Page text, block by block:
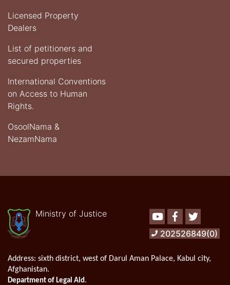
Licensed Property
Dealers
List of petitioners and
secured properties
International Conventions
on Access to Human
Rights.
OsoolNama &
NezamNama
Ministry of Justice YoutubeFacebookTwitter
202526849(0)
Address: sixth district, west of Darul Aman Palace, Kabul city,
Afghanistan.
Department of Legal Aid.